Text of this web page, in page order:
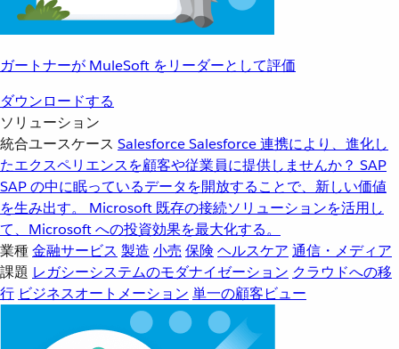
ガートナーが MuleSoft をリーダーとして評価
ダウンロードする
ソリューション
統合ユースケース SalesforceSalesforce 連携により、進化し
たエクスペリエンスを顧客や従業員に提供しませんか？ SAP
SAP の中に眠っているデータを開放することで、新しい価値
を生み出す。
Microsoft 既存の接続ソリューションを活用し
て、Microsoft への投資効果を最大化する。
業種金融サービス 製造 小売 保険 ヘルスケア 通信・メディア
課題 レガシーシステムのモダナイゼーション クラウドへの移
行 ビジネスオートメーション 単一の顧客ビュー